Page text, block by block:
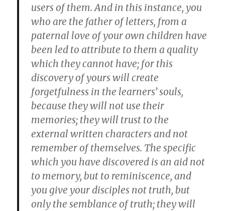
users of them. And in this instance, you
who are the father of letters, from a
paternal love of your own children have
been led to attribute to them a quality
which they cannot have; for this
discovery of yours will create
forgetfulness in the learners’ souls,
because they will not use their
memories; they will trust to the
external written characters and not
remember of themselves. The specific
which you have discovered is an aid not
to memory, but to reminiscence, and
you give your disciples not truth, but
only the semblance of truth; they will